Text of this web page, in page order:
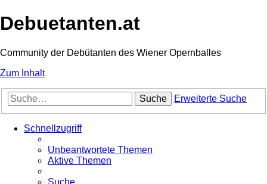
Debuetanten.at
Community der Debütanten des Wiener Opernballes
Zum Inhalt
Suche Erweiterte Suche
Schnellzugriff
Unbeantwortete Themen
Aktive Themen